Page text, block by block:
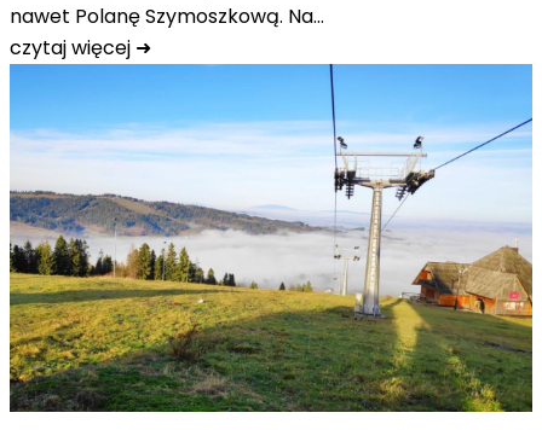
nawet Polanę Szymoszkową. Na…
czytaj więcej ➜